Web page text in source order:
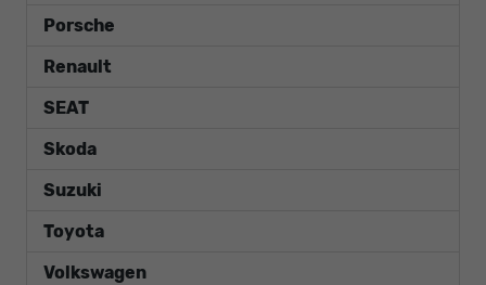
Porsche
Renault
SEAT
Skoda
Suzuki
Toyota
Volkswagen